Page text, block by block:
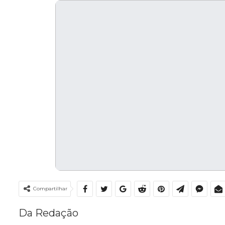
Compartilhar
Da Redação